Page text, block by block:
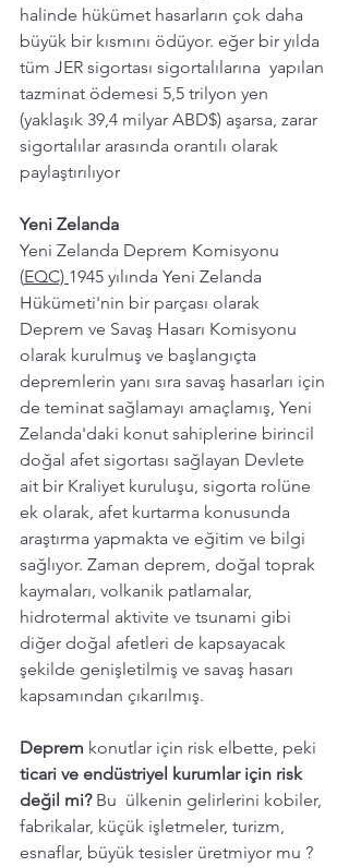
halinde hükümet hasarların çok daha
büyük bir kısmını ödüyor. eğer bir yılda
tüm JER sigortası sigortalılarına  yapılan
tazminat ödemesi 5,5 trilyon yen
(yaklaşık 39,4 milyar ABD$) aşarsa, zarar
sigortalılar arasında orantılı olarak
paylaştırılıyor
Yeni Zelanda
Yeni Zelanda Deprem Komisyonu
(EQC) 1945 yılında Yeni Zelanda
Hükümeti'nin bir parçası olarak
Deprem ve Savaş Hasarı Komisyonu
olarak kurulmuş ve başlangıçta
depremlerin yanı sıra savaş hasarları için
de teminat sağlamayı amaçlamış, Yeni
Zelanda'daki konut sahiplerine birincil
doğal afet sigortası sağlayan Devlete
ait bir Kraliyet kuruluşu, sigorta rolüne
ek olarak, afet kurtarma konusunda
araştırma yapmakta ve eğitim ve bilgi
sağlıyor. Zaman deprem, doğal toprak
kaymaları, volkanik patlamalar,
hidrotermal aktivite ve tsunami gibi
diğer doğal afetleri de kapsayacak
şekilde genişletilmiş ve savaş hasarı
kapsamından çıkarılmış.
Deprem konutlar için risk elbette, peki
ticari ve endüstriyel kurumlar için risk
değil mi? Bu  ülkenin gelirlerini kobiler,
fabrikalar, küçük işletmeler, turizm,
esnaflar, büyük tesisler üretmiyor mu ?